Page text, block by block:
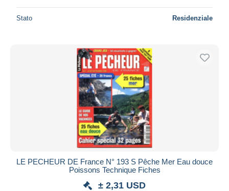
Stato Residenziale
LE PECHEUR DE France N° 193 S Pêche Mer Eau douce
Poissons Technique Fiches
± 2,31 USD